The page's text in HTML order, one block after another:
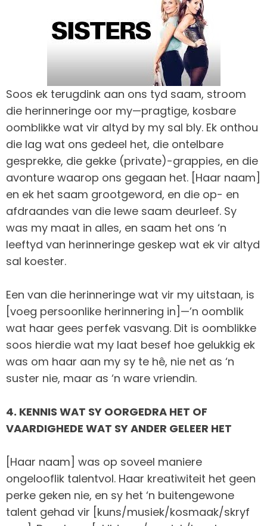
Soos ek terugdink aan ons tyd saam, stroom
die herinneringe oor my—pragtige, kosbare
oomblikke wat vir altyd by my sal bly. Ek onthou
die lag wat ons gedeel het, die ontelbare
gesprekke, die gekke (private)-grappies, en die
avonture waarop ons gegaan het. [Haar naam]
en ek het saam grootgeword, en die op- en
afdraandes van die lewe saam deurleef. Sy
was my maat in alles, en saam het ons ‘n
leeftyd van herinneringe geskep wat ek vir altyd
sal koester.
Een van die herinneringe wat vir my uitstaan, is
[voeg persoonlike herinnering in]—’n oomblik
wat haar gees perfek vasvang. Dit is oomblikke
soos hierdie wat my laat besef hoe gelukkig ek
was om haar aan my sy te hê, nie net as ‘n
suster nie, maar as ‘n ware vriendin.
4. KENNIS WAT SY OORGEDRA HET OF
VAARDIGHEDE WAT SY ANDER GELEER HET
[Haar naam] was op soveel maniere
ongelooflik talentvol. Haar kreatiwiteit het geen
perke geken nie, en sy het ‘n buitengewone
talent gehad vir [kuns/musiek/kosmaak/skryf